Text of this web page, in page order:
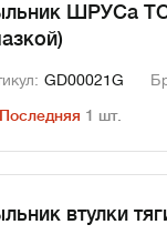
ШРУСа
GD00021G
Последняя 1 шт.
втулки